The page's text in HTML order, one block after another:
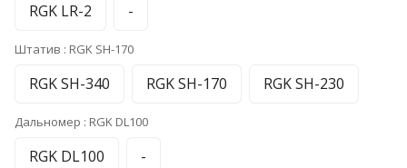
RGK LR-2 -
Штатив : RGK SH-170
RGK SH-340 RGK SH-170 RGK SH-230
Дальномер : RGK DL100
RGK DL100 -